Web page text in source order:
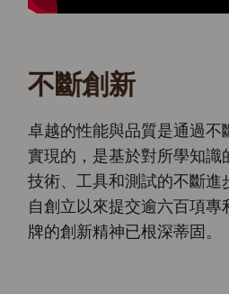
不斷創新
卓越的性能與品質是通過不
實現的，是基於對所學知識
技術、工具和測試的不斷進
自創立以來提交逾六百項專
牌的創新精神已根深蒂固。